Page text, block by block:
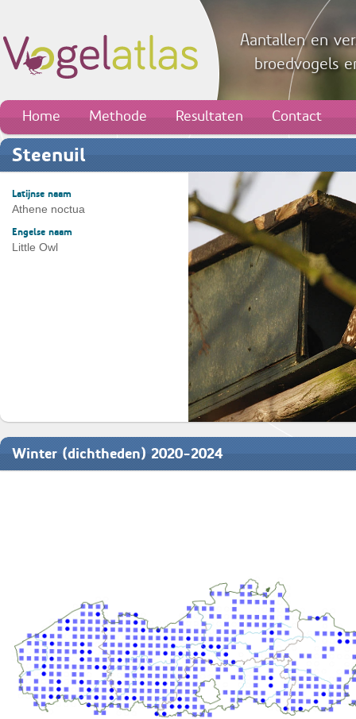
Aantallen en
broedvogels
Home Methode Resultaten Contact
Steenuil
Latijnse naam
Athene noctua
Engelse naam
Little Owl
Winter (dichtheden) 2020-2024